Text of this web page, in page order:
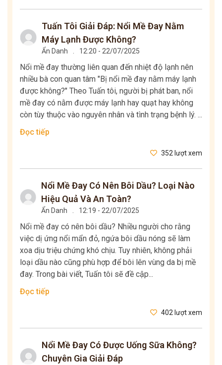
Tuấn Tôi Giải Đáp: Nổi Mề Đay Nằm
Máy Lạnh Được Không?
Ẩn Danh 12:20 - 22/07/2025
Nổi mề đay thường liên quan đến nhiệt độ lạnh nên
nhiều bà con quan tâm "Bị nổi mề đay nằm máy lạnh
được không?" Theo Tuấn tôi, người bị phát ban, nổi
mề đay có nằm được máy lạnh hay quạt hay không
còn tùy thuộc vào nguyên nhân và tình trạng bệnh lý. ...
Đọc tiếp
352 lượt xem
Nổi Mề Đay Có Nên Bôi Dầu? Loại Nào
Hiệu Quả Và An Toàn?
Ẩn Danh 12:19 - 22/07/2025
Nổi mề đay có nên bôi dầu? Nhiều người cho rằng
việc dị ứng nổi mẩn đỏ, ngứa bôi dầu nóng sẽ làm
xoa dịu triệu chứng khó chịu. Tuy nhiên, không phải
loại dầu nào cũng phù hợp để bôi lên vùng da bị mề
đay. Trong bài viết, Tuấn tôi sẽ đề cập...
Đọc tiếp
402 lượt xem
Nổi Mề Đay Có Được Uống Sữa Không?
Chuyên Gia Giải Đáp